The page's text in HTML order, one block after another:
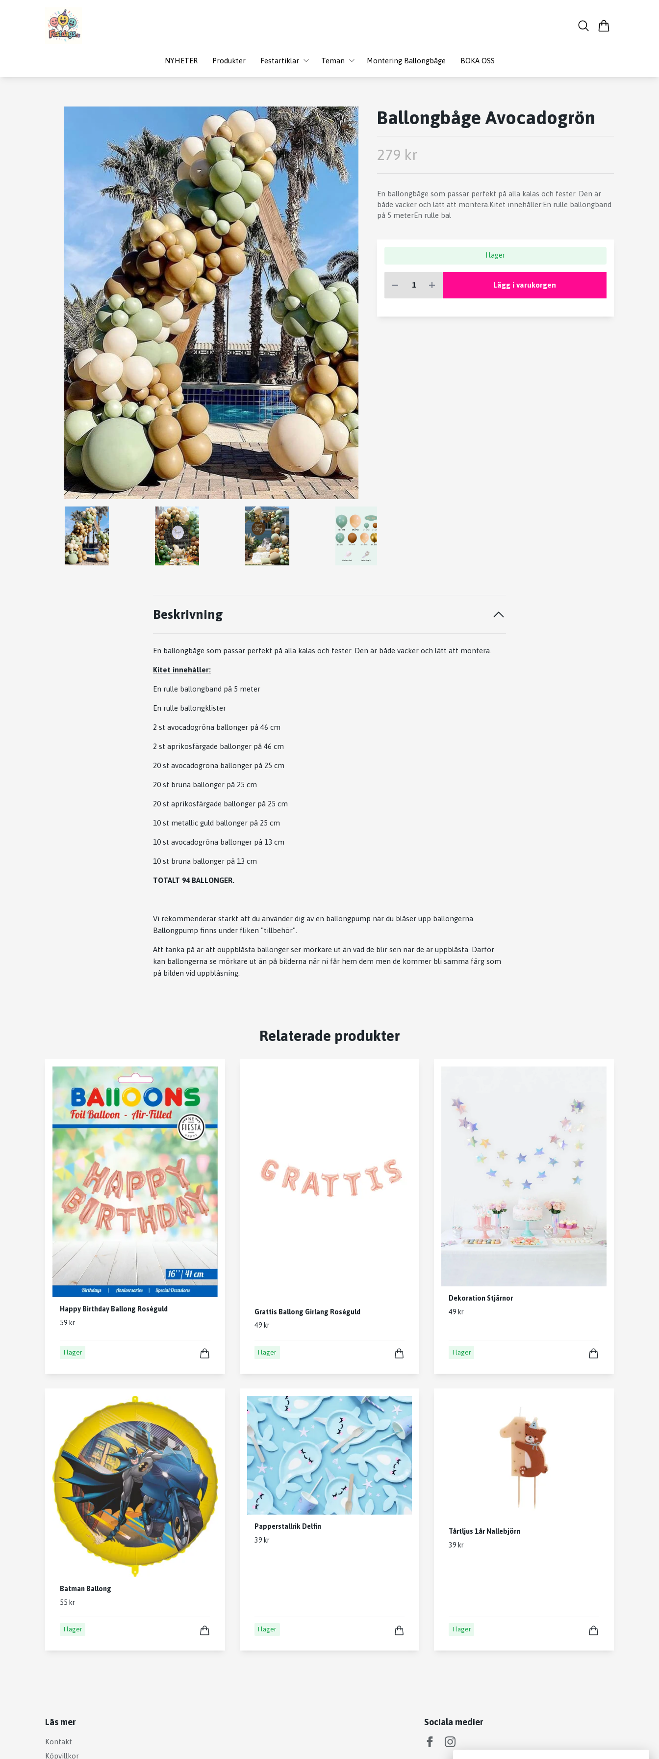
NYHETER Produkter Festartiklar Teman Montering Ballongbåge BOKA OSS
Ballongbåge Avocadogrön
279 kr
En ballongbåge som passar perfekt på alla kalas och fester. Den är
både vacker och lätt att montera.Kitet innehåller:En rulle ballongband
på 5 meterEn rulle bal
I lager
Lägg i varukorgen
Beskrivning
En ballongbåge som passar perfekt på alla kalas och fester. Den är både vacker och lätt att montera.
Kitet innehåller:
En rulle ballongband på 5 meter
En rulle ballongklister
2 st avocadogröna ballonger på 46 cm
2 st aprikosfärgade ballonger på 46 cm
20 st avocadogröna ballonger på 25 cm
20 st bruna ballonger på 25 cm
20 st aprikosfärgade ballonger på 25 cm
10 st metallic guld ballonger på 25 cm
10 st avocadogröna ballonger på 13 cm
10 st bruna ballonger på 13 cm
TOTALT 94 BALLONGER.
Vi rekommenderar starkt att du använder dig av en ballongpump när du blåser upp ballongerna.
Ballongpump finns under fliken "tillbehör".
Att tänka på är att ouppblåsta ballonger ser mörkare ut än vad de blir sen när de är uppblåsta. Därför
kan ballongerna se mörkare ut än på bilderna när ni får hem dem men de kommer bli samma färg som
på bilden vid uppblåsning.
Relaterade produkter
Happy Birthday Ballong Roséguld
59 kr
I lager
Grattis Ballong Girlang Roséguld
49 kr
I lager
Dekoration Stjärnor
49 kr
I lager
Batman Ballong
55 kr
I lager
Papperstallrik Delfin
39 kr
I lager
Tårtljus 1år Nallebjörn
39 kr
I lager
Läs mer
Kontakt
Köpvillkor
Sociala medier